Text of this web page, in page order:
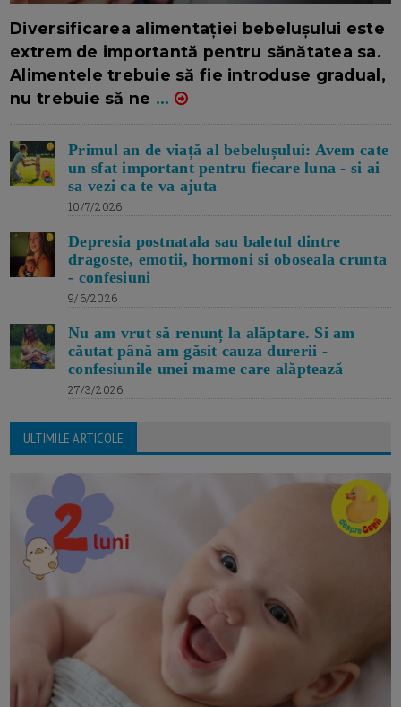
Diversificarea alimentației bebelușului este
extrem de importantă pentru sănătatea sa.
Alimentele trebuie să fie introduse gradual,
nu trebuie să ne ...
Primul an de viață al bebelușului: Avem cate
un sfat important pentru fiecare luna - si ai
sa vezi ca te va ajuta
10/7/2026
Depresia postnatala sau baletul dintre
dragoste, emotii, hormoni si oboseala crunta
- confesiuni
9/6/2026
Nu am vrut să renunț la alăptare. Si am
căutat până am găsit cauza durerii -
confesiunile unei mame care alăptează
27/3/2026
ULTIMILE ARTICOLE